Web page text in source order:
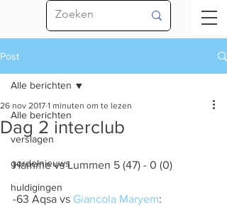
Post
Alle berichten
verslagen
gordelnieuws
huldigingen
Alle berichten
Dag 2 interclub
26 nov 2017 1 minuten om te lezen
Hamme vs Lummen 5 (47) - 0 (0)
-63 Aqsa vs Giancola Maryem: